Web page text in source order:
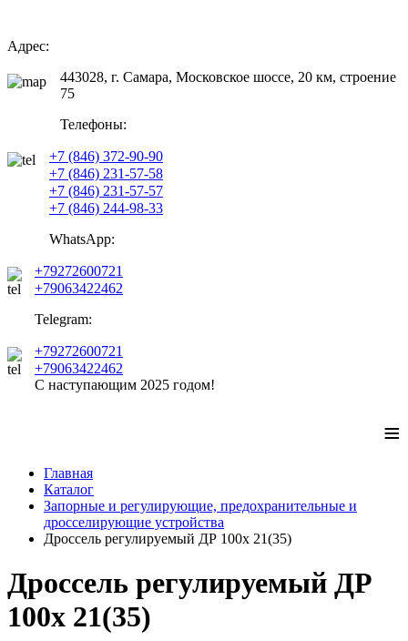
Адрес:
443028, г. Самара, Московское шоссе, 20 км, строение
75
Телефоны:
+7 (846) 372-90-90
+7 (846) 231-57-58
+7 (846) 231-57-57
+7 (846) 244-98-33
WhatsApp:
+79272600721
+79063422462
Telegram:
+79272600721
+79063422462
С наступающим 2025 годом!
≡
Главная
Каталог
Запорные и регулирующие, предохранительные и
дросселирующие устройства
Дроссель регулируемый ДР 100х 21(35)
Дроссель регулируемый ДР
100х 21(35)